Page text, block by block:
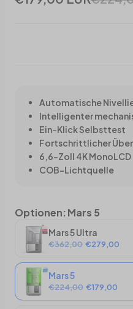
Automatische
Intelligenter
Ein-Klick Selbsttest
Fortschrittlicher
6,6-Zoll 4K MonoLCD
COB-Lichtquelle
Optionen: Mars 5
Mars 5 Ultra
€362,00 €279,00
Mars 5
€224,00 €179,00